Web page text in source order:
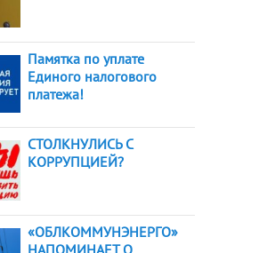
Памятка по уплате
Единого налогового
платежа!
СТОЛКНУЛИСЬ С
КОРРУПЦИЕЙ?
«ОБЛКОММУНЭНЕРГО»